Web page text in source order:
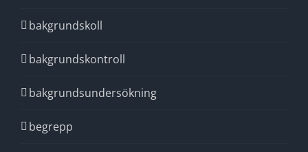
bakgrundskoll
bakgrundskontroll
bakgrundsundersökning
begrepp